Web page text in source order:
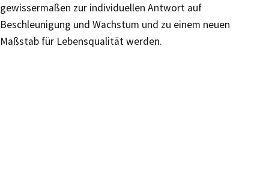
gewissermaßen zur individuellen Antwort auf
Beschleunigung und Wachstum und zu einem neuen
Maßstab für Lebensqualität werden.